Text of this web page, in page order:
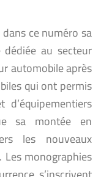
ce numéro sa
au secteur
automobile après
qui ont permis
sa montée en
les nouveaux
monographies